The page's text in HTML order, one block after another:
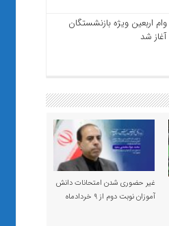
اربعین ویژه بازنشستگان
شد
غیر حضوری شدن امتحانات دانش
آموزان نوبت دوم از ۹ خردادماه